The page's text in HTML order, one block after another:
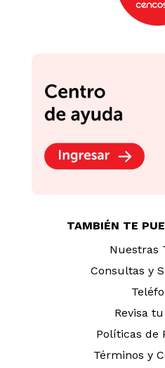
TAMBIÉN TE
Nuestras
Consultas y
Revisa
Políticas de
Términos y